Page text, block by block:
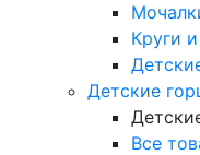
Круги
Детские
Все